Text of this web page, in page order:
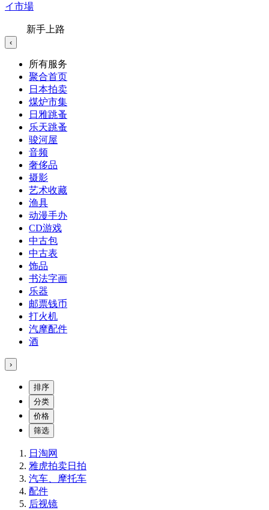
イ市場
新手上路
‹
所有服务
聚合首页
日本拍卖
煤炉市集
日雅跳蚤
乐天跳蚤
骏河屋
音频
奢侈品
摄影
艺术收藏
渔具
动漫手办
CD游戏
中古包
中古表
饰品
书法字画
乐器
邮票钱币
打火机
汽摩配件
酒
›
排序
分类
价格
筛选
日淘网
雅虎拍卖日拍
汽车、摩托车
配件
后视镜